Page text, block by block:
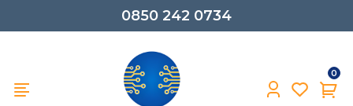
0850 242 0734
0